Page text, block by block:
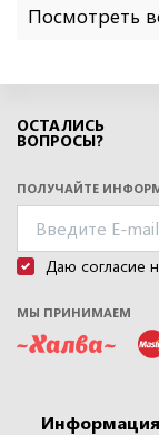
Посмотреть
ОСТАЛИСЬ
ВОПРОСЫ?
ПОЛУЧАЙТЕ
Даю согласие
МЫ ПРИНИМАЕМ
Информация